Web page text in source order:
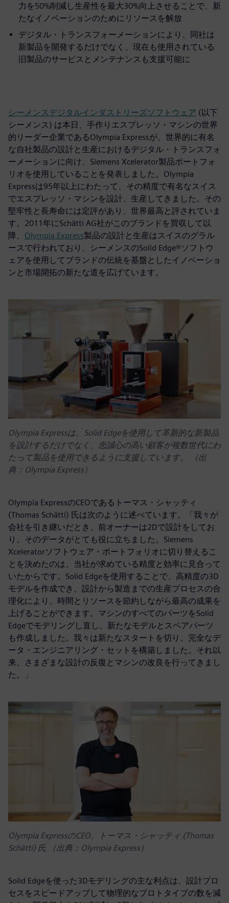
力を50%削減し生産性を最大30%向上させることで、新
たなイノベーションのためにリソースを解放
デジタル・トランスフォーメーションにより、同社は
新製品を開発するだけでなく、現在も使用されている
旧製品のサービスとメンテナンスも支援可能に
シーメンスデジタルインダストリーズソフトウェア (以下
シーメンス) は本日、手作りエスプレッソ・マシンの世界
的リーダー企業であるOlympia Expressが、世界的に有名
な自社製品の設計と生産におけるデジタル・トランスフォ
ーメーションに向け、Siemens Xcelerator製品ポートフォ
リオを使用していることを発表しました。Olympia
Expressは95年以上にわたって、その精度で有名なスイス
でエスプレッソ・マシンを設計、生産してきました。その
堅牢性と長寿命には定評があり、世界最高と評されていま
す。2011年にSchätti AG社がこのブランドを買収して以
降、 Olympia Express製品の設計と生産はスイスのグラル
ースで行われており、シーメンスのSolid Edge®ソフトウ
ェアを使用してブランドの伝統を基盤としたイノベーショ
ンと市場開拓の新たな道を広げています。
Olympia Expressは、Solid Edgeを使用して革新的な新製品
を設計するだけでなく、忠誠心の高い顧客が複数世代にわ
たって製品を使用できるように支援しています。 （出
典：Olympia Express）
Olympia ExpressのCEOであるトーマス・シャッティ
(Thomas Schätti) 氏は次のように述べています。「我々が
会社を引き継いだとき、前オーナーは2Dで設計をしてお
り、そのデータがとても役に立ちました。Siemens
Xceleratorソフトウェア・ポートフォリオに切り替えるこ
とを決めたのは、当社が求めている精度と効率に見合って
いたからです。Solid Edgeを使用することで、高精度の3D
モデルを作成でき、設計から製造までの生産プロセスの合
理化により、時間とリソースを節約しながら最高の成果を
上げることができます。マシンのすべてのパーツをSolid
Edgeでモデリングし直し、新たなモデルとスペアパーツ
も作成しました。我々は新たなスタートを切り、完全なデ
ータ・エンジニアリング・セットを構築しました。それ以
来、さまざまな設計の反復とマシンの改良を行ってきまし
た。」
Olympia ExpressのCEO、トーマス・シャッティ (Thomas
Schätti) 氏 （出典：Olympia Express）
Solid Edgeを使った3Dモデリングの主な利点は、設計プロ
セスをスピードアップして物理的なプロトタイプの数を減